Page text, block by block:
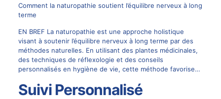
Comment la naturopathie soutient l’équilibre nerveux à long
terme
EN BREF La naturopathie est une approche holistique
visant à soutenir l’équilibre nerveux à long terme par des
méthodes naturelles. En utilisant des plantes médicinales,
des techniques de réflexologie et des conseils
personnalisés en hygiène de vie, cette méthode favorise…
Suivi Personnalisé